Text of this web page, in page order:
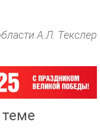
А.Л. Текслер